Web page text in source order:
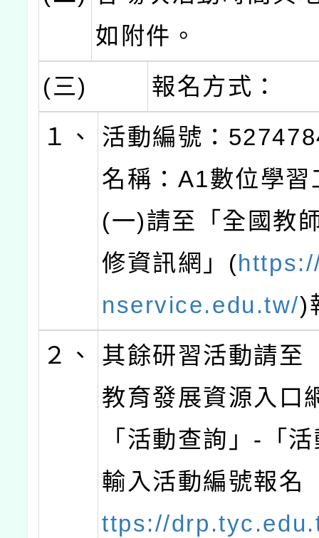
如附件。
(三)
報名方式：
１、
活動編號：
名稱：A1數位學習
(一)請至「全國教
修資訊網」(
nservice.edu.tw/)
２、
其餘研習活動請至
教育發展資源入口
「活動查詢」-「
輸入活動編號報名
ttps://